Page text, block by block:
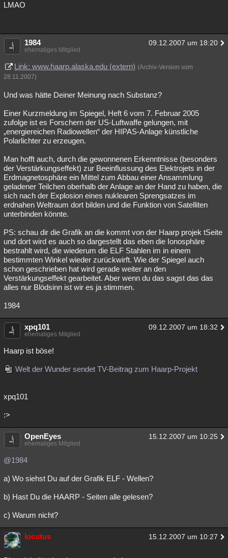
LMAO
1984 09.12.2007 um 18:20
ehemaliges Mitglied
Link: www.haarp.alaska.edu (extern) (Archiv-Version vom
28.11.2007)
Und was hätte Deiner Meinung nach Substanz?
Einer Kurzmeldung im Spiegel, Heft 6 vom 7. Februar 2005
zufolge ist es Forschern der US-Luftwaffe gelungen, mit
„energiereichen Radiowellen“ der HIPAS-Anlage künstliche
Polarlichter zu erzeugen.
Man hofft auch, durch die gewonnenen Erkenntnisse (besonders
der Verstärkungseffekt) zur Beeinflussung des Elektrojets in der
Erdmagnetosphäre ein Mittel zum Abbau einer Ansammlung
geladener Teilchen oberhalb der Anlage an der Hand zu haben, die
sich nach der Explosion eines nuklearen Sprengsatzes im
erdnahen Weltraum dort bilden und die Funktion von Satelliten
unterbinden könnte.
PS: schau dir die Grafik an die kommt von der Haarp projek tSeite
und dort wird es auch so dargestellt das eben die Ionosphäre
bestrahlt wird, die wiederum die ELF Stahlen im in einem
bestimmten Winkel wieder zurückwirft. Wie der Spiegel auch
schon geschrieben hat wird gerade weiter an den
Verstärkungseffekt gearbeitet. Aber wenn du das sagst das das
alles nur Blödsinn ist wir es ja stimmen.
1984
xpq101 09.12.2007 um 18:32
ehemaliges Mitglied
Haarp ist böse!
Welt der Wunder sendet TV-Beitrag zum Haarp-Projekt
xpq101
:>
OpenEyes 15.12.2007 um 10:25
ehemaliges Mitglied
@1984
a) Wo siehst Du auf der Grafik ELF - Wellen?
b) Hast Du die HAARP - Seiten alle gelesen?
c) Warum nicht?
locutus 15.12.2007 um 10:27